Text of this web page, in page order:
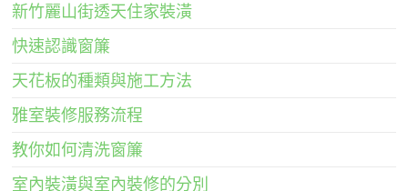
新竹麗山街透天住家裝潢
快速認識窗簾
天花板的種類與施工方法
雅室裝修服務流程
教你如何清洗窗簾
室內裝潢與室內裝修的分別